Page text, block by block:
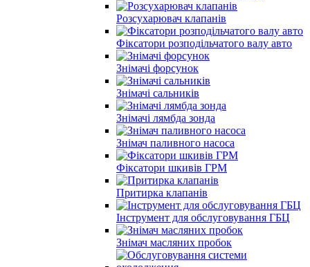
Розсухарювач клапанів
Фіксатори розподільчатого валу авто
Знімачі форсунок
Знімачі сальників
Знімачі лямбда зонда
Знімач паливного насоса
Фіксатори шкивів ГРМ
Притирка клапанів
Інструмент для обслуговування ГБЦ
Знімач масляних пробок